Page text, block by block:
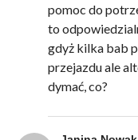
pomoc do
to
gdyż kilka bab
przejazdu ale
dymać, co?